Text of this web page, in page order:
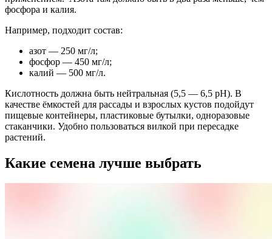
фосфора и калия.
Например, подходит состав:
азот — 250 мг/л;
фосфор — 450 мг/л;
калий — 500 мг/л.
Кислотность должна быть нейтральная (5,5 — 6,5 рН). В
качестве ёмкостей для рассады и взрослых кустов подойдут
пищевые контейнеры, пластиковые бутылки, одноразовые
стаканчики. Удобно пользоваться вилкой при пересадке
растений.
Какие семена лучше выбрать